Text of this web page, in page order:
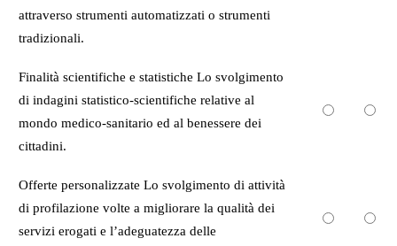
attraverso strumenti automatizzati o strumenti
tradizionali.
Finalità scientifiche e statistiche Lo svolgimento
di indagini statistico-scientifiche relative al
mondo medico-sanitario ed al benessere dei
cittadini.
Offerte personalizzate Lo svolgimento di attività
di profilazione volte a migliorare la qualità dei
servizi erogati e l’adeguatezza delle